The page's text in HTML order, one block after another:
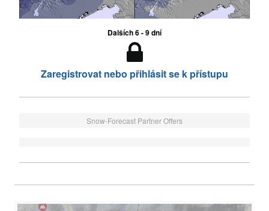
Dalších 6 - 9 dní
Zaregistrovat nebo přihlásit se k přístupu
Snow-Forecast Partner Offers